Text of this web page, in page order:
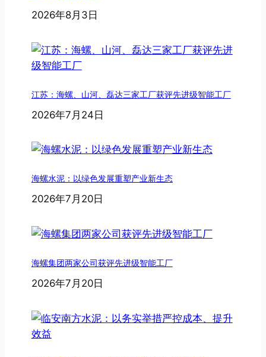
2026年8月3日
江苏：海螺、山河、磊达三家工厂获评先进级智能工厂
2026年7月24日
海螺水泥：以绿色发展重塑产业新生态
2026年7月20日
海螺集团两家公司获评先进级智能工厂
2026年7月20日